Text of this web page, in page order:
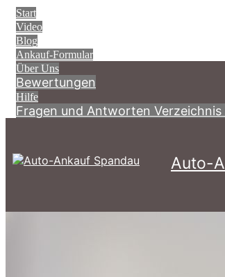
Start
Video
Blog
Ankauf-Formular
Über Uns
Bewertungen
Hilfe
Fragen und Antworten Verzeichnis
Auto-